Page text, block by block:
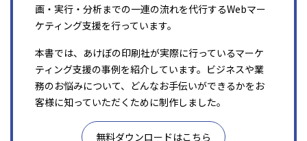
画・実行・分析までの一連の流れを代行するWebマー
ケティング支援を行っています。
本書では、あけぼの印刷社が実際に行っているマーケ
ティング支援の事例を紹介しています。ビジネスや業
務のお悩みについて、どんなお手伝いができるかをお
客様に知っていただくために制作しました。
無料ダウンロードはこちら